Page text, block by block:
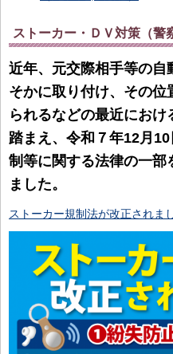
ストーカー・ＤＶ対策（警
近年、元交際相手等の自
そかに取り付け、その
られるなどの最近にお
踏まえ、令和７年12月
制等に関する法律の一部
ました。
ストーカー規制法が改正されま